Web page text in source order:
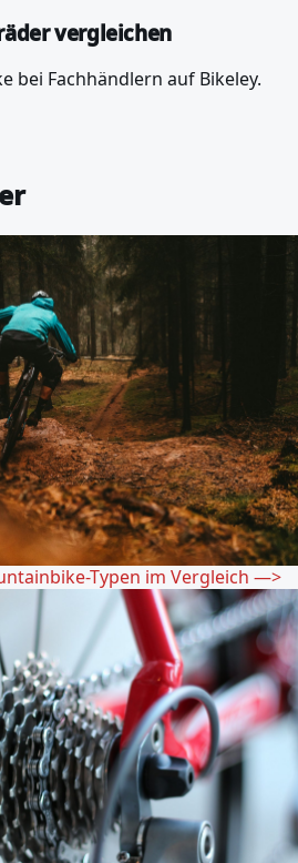
vergleichen
bei Fachhändlern auf Bikeley.
Typen im Vergleich —>